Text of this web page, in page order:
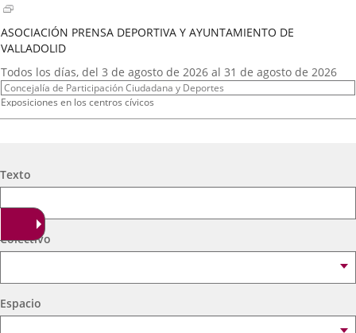
ASOCIACIÓN PRENSA DEPORTIVA Y AYUNTAMIENTO DE
VALLADOLID
Fechas
del
evento
Todos los días, del 3 de agosto de 2026 al 31 de agosto de 2026
Organizador
de
Concejalía de Participación Ciudadana y Deportes
Programa
Exposiciones en los centros cívicos
Centro Cívico Científico José Antonio Valverde
16 septiembre
Organizador
actividad
Concejalía de Participación Ciudadana y Deportes
Programa
Muestras de Teatro Vecinal, Cultura Tradicional y Actividades Culturales y de
Ocio Infantil 2026
A. DE MEXICANOS EN CYL(Ballet Folklorico BFB)
Búsqueda
Texto
Colectivo
Espacio